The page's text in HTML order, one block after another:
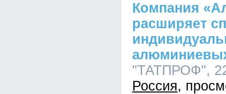
Компания
расширяет
"ТАТПРОФ",
Россия